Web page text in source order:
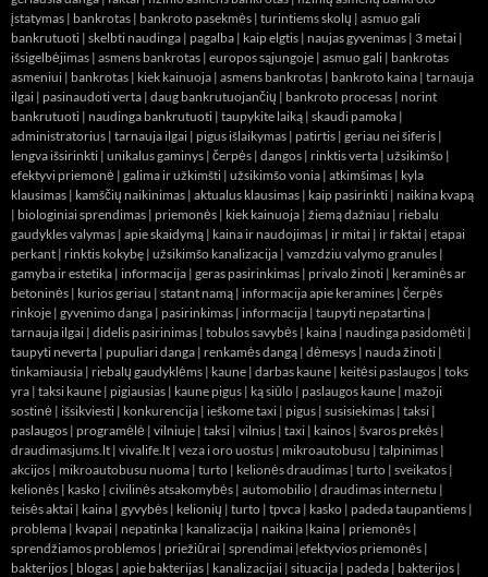
įstatymas | bankrotas | bankroto pasekmės | turintiems skolų | asmuo gali
bankrutuoti | skelbti naudinga | pagalba | kaip elgtis | naujas gyvenimas | 3 metai |
išsigelbėjimas | asmens bankrotas | europos sąjungoje | asmuo gali | bankrotas
asmeniui | bankrotas | kiek kainuoja | asmens bankrotas | bankroto kaina | tarnauja
ilgai | pasinaudoti verta | daug bankrutuojančių | bankroto procesas | norint
bankrutuoti | naudinga bankrutuoti | taupykite laiką | skaudi pamoka |
administratorius | tarnauja ilgai | pigus išlaikymas | patirtis | geriau nei šiferis |
lengva išsirinkti | unikalus gaminys | čerpės | dangos | rinktis verta | užsikimšo |
efektyvi priemonė | galima ir užkimšti | užsikimšo vonia | atkimšimas | kyla
klausimas | kamščių naikinimas | aktualus klausimas | kaip pasirinkti | naikina kvapą
| biologiniai sprendimas | priemonės | kiek kainuoja | žiemą dažniau | riebalu
gaudykles valymas | apie skaidymą | kaina ir naudojimas | ir mitai | ir faktai | etapai
perkant | rinktis kokybę | užsikimšo kanalizacija | vamzdziu valymo granules |
gamyba ir estetika | informacija | geras pasirinkimas | privalo žinoti | keraminės ar
betoninės | kurios geriau | statant namą | informacija apie keramines | čerpės
rinkoje | gyvenimo danga | pasirinkimas | informacija | taupyti nepatartina |
tarnauja ilgai | didelis pasirinimas | tobulos savybės | kaina | naudinga pasidomėti |
taupyti neverta | pupuliari danga | renkamės dangą | dėmesys | nauda žinoti |
tinkamiausia | riebalų gaudyklėms | kaune | darbas kaune | keitėsi paslaugos | toks
yra | taksi kaune | pigiausias | kaune pigus | ką siūlo | paslaugos kaune | mažoji
sostinė | išsikviesti | konkurencija | ieškome taxi | pigus | susisiekimas | taksi |
paslaugos | programėlė | vilniuje | taksi | vilnius | taxi | kainos | švaros prekės |
draudimasjums.lt | vivalife.lt | veza i oro uostus | mikroautobusu | talpinimas |
akcijos | mikroautobusu nuoma | turto | kelionės draudimas | turto | sveikatos |
kelionės | kasko | civilinės atsakomybės | automobilio | draudimas internetu |
teisės aktai | kaina | gyvybės | kelionių | turto | tpvca | kasko | padeda taupantiems |
problema | kvapai | nepatinka | kanalizacija | naikina |kaina | priemonės |
sprendžiamos problemos | priežiūrai | sprendimai |efektyvios priemonės |
bakterijos | blogas | apie bakterijas | kanalizacijai | situacija | padeda | bakterijos |